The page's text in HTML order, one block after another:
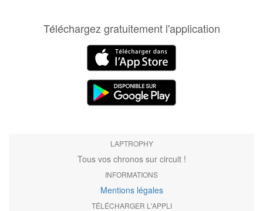
Téléchargez gratuitement l'application
LAPTROPHY
Tous vos chronos sur circuit !
INFORMATIONS
Mentions légales
TÉLÉCHARGER L'APPLI